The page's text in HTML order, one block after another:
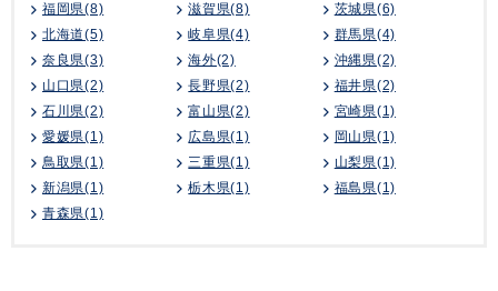
福岡県(8)
滋賀県(8)
茨城県(6)
北海道(5)
岐阜県(4)
群馬県(4)
奈良県(3)
海外(2)
沖縄県(2)
山口県(2)
長野県(2)
福井県(2)
石川県(2)
富山県(2)
宮崎県(1)
愛媛県(1)
広島県(1)
岡山県(1)
鳥取県(1)
三重県(1)
山梨県(1)
新潟県(1)
栃木県(1)
福島県(1)
青森県(1)